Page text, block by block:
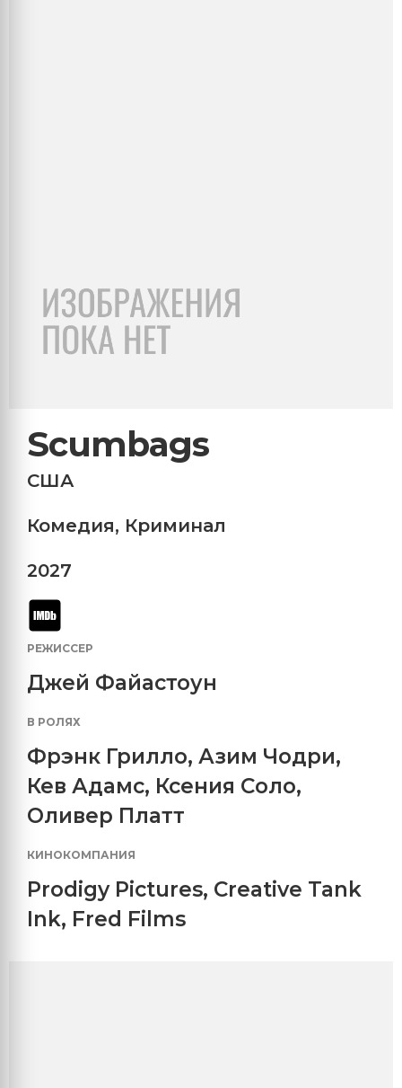
Scumbags
США
Комедия, Криминал
2027
РЕЖИССЕР
Джей Файастоун
В РОЛЯХ
Фрэнк Грилло, Азим Чодри,
Кев Адамс, Ксения Соло,
Оливер Платт
КИНОКОМПАНИЯ
Prodigy Pictures, Creative Tank
Ink, Fred Films